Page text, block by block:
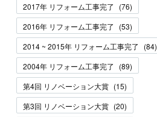
2017年 リフォーム工事完了
(76)
2016年 リフォーム工事完了
(53)
2014 ~ 2015年 リフォーム工事完了
(84)
2004年 リフォーム工事完了
(89)
第4回 リノベーション大賞 (15)
第3回 リノベーション大賞 (20)